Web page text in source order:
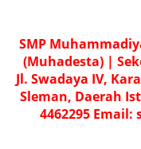
SMP
(Muhadesta) |
Jl. Swadaya IV,
Sleman, Daerah
4462295